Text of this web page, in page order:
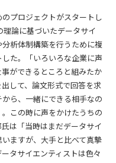
プロジェクトがスタートし
理論に基づいたデータサイ
析体制構築を行うために複
た。「いろいろな企業に声
ができるところと組みたか
して、論文形式で回答を求
ら、一緒にできる相手なの
この時に声をかけたうちの
は「当時はまだデータサイ
ますが、大手と比べて真摯
タサイエンティストは色々